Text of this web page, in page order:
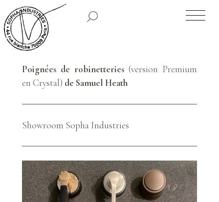
SOPHA INDUSTRIES
NOS COLLECTIONS PREMIUM
HISTORIQUE
Poignées de robinetteries (version Premium
en Crystal) de Samuel Heath
Showroom Sopha Industries